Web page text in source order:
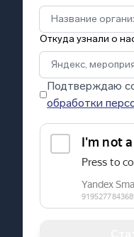
Откуда узнали о
Подтверждаю
обработки